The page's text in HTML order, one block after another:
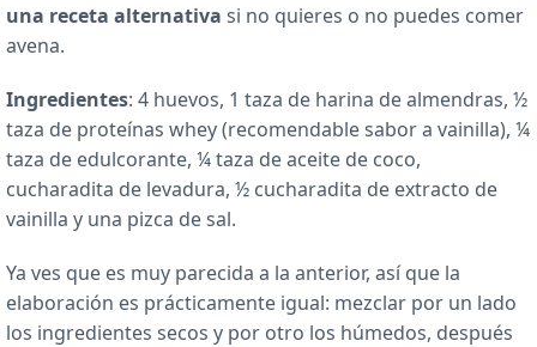
una receta alternativa si no quieres o no puedes comer
avena.
Ingredientes: 4 huevos, 1 taza de harina de almendras, ½
taza de proteínas whey (recomendable sabor a vainilla), ¼
taza de edulcorante, ¼ taza de aceite de coco,
cucharadita de levadura, ½ cucharadita de extracto de
vainilla y una pizca de sal.
Ya ves que es muy parecida a la anterior, así que la
elaboración es prácticamente igual: mezclar por un lado
los ingredientes secos y por otro los húmedos, después